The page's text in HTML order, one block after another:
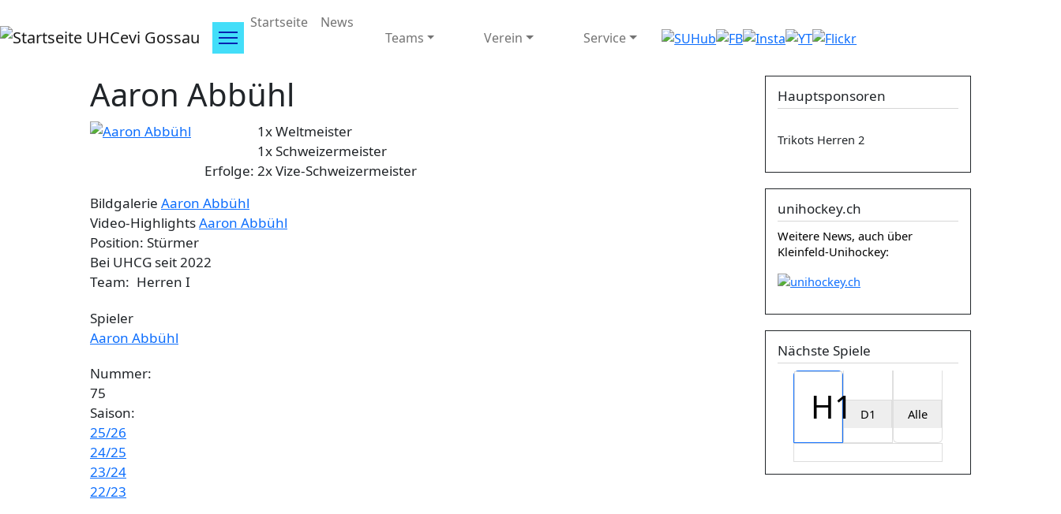
UHCevi Gossau
Hauptnavigation
Startseite
News
Teams
Verein Service
Aaron Abbühl
Erfolge:
1x Weltmeister
1x Schweizermeister
2x Vize-Schweizermeister
Bildgalerie Aaron Abbühl
Video-HighlightsAaron Abbühl
Position: Stürmer
Bei UHCG seit2022
Team: Herren I
Spieler
Aaron Abbühl
Nummer:
75
Saison:
25/26
24/25
23/24
22/23
Hauptsponsoren
Trikots Herren 2
unihockey.ch
Weitere News, auch über
Kleinfeld-Unihockey:
Nächste Spiele
H1 D1 Alle